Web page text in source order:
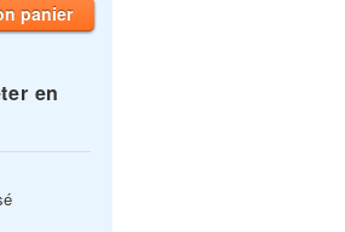
panier
en